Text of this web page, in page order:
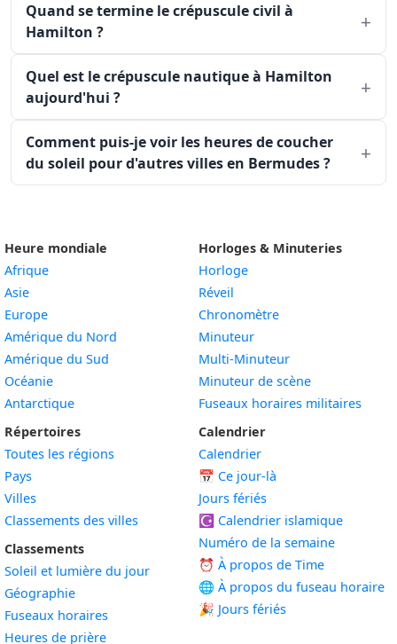
Quand se termine le crépuscule civil à
Hamilton ?
Quel est le crépuscule nautique à Hamilton
aujourd'hui ?
Comment puis-je voir les heures de coucher
du soleil pour d'autres villes en Bermudes ?
Heure mondiale
Afrique
Asie
Europe
Amérique du Nord
Amérique du Sud
Océanie
Antarctique
Répertoires
Toutes les régions
Pays
Villes
Classements des villes
Classements
Soleil et lumière du jour
Géographie
Fuseaux horaires
Heures de prière
Horloges & Minuteries
Horloge
Réveil
Chronomètre
Minuteur
Multi-Minuteur
Minuteur de scène
Fuseaux horaires militaires
Calendrier
Calendrier
📅 Ce jour-là
Jours fériés
☪️ Calendrier islamique
Numéro de la semaine
⏰ À propos de Time
🌐 À propos du fuseau horaire
🎉 Jours fériés